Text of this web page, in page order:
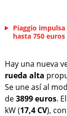
Piaggio
hasta 750 euros
Hay una nueva
rueda alta
Se une así al
de3899 euros.
kW (17,4 CV),